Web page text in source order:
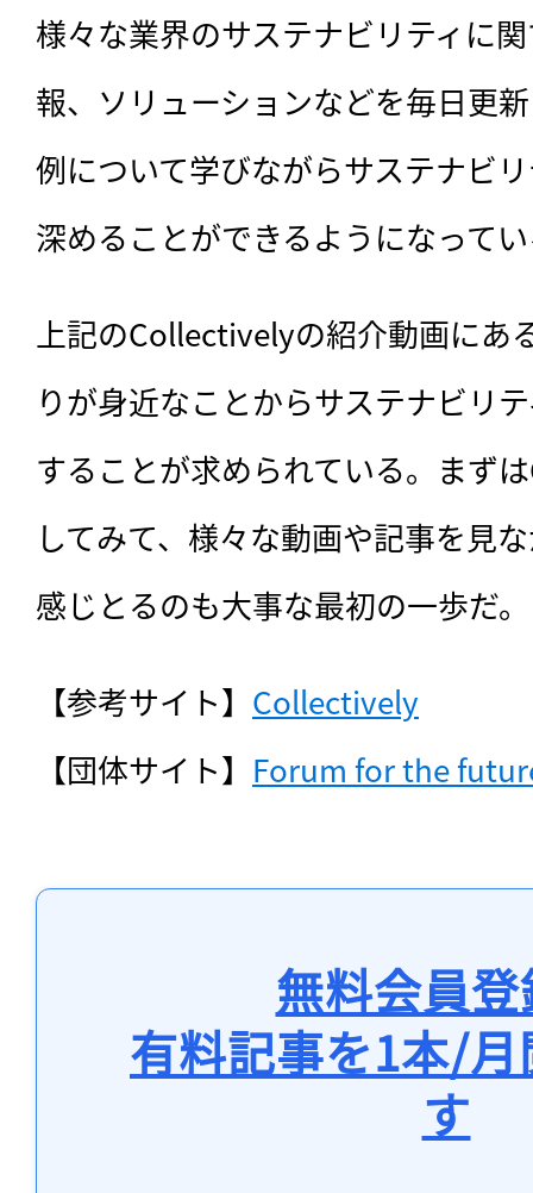
様々な業界のサステナビリティに
報、ソリューションなどを毎日更
例について学びながらサステナビ
深めることができるようになって
上記のCollectivelyの紹介動画にあ
りが身近なことからサステナビリ
することが求められている。まず
してみて、様々な動画や記事を見
感じとるのも大事な最初の一歩だ。
【参考サイト】 Collectively
【団体サイト】 Forum for the
無料会員
有料記事を1本/
す